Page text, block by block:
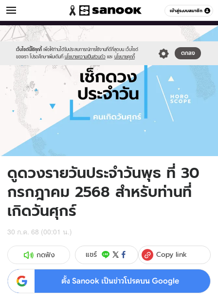
เข้าสู่ระบบสมาชิก
ดูดวง หมวดอื่นๆ
เว็บไซต์นี้ใช้คุกกี้ เพื่อให้ท่านได้รับประสบการณ์การใช้งานที่ดีที่สุดบน เว็บไซต์
ของเรา โปรดศึกษาเพิ่มเติมที่ นโยบายความเป็นส่วนตัว และ นโยบายคุกกี้
ตกลง
Sanook
//s.isanook.com/sr/0/images/logo-
new-
sanook.png
600
60
//s.isanook.com/ho/0/ud/fxd/day/daily-
horoscope-
friday.jpg
ดูดวงรายวันประจำวันพุธ ที่ 30
กรกฎาคม 2568 สำหรับท่านที่
เกิดวันศุกร์
30 ก.ค. 68 (00:01 น.)
กดฟัง แชร์ Copy link
ตั้ง Sanook เป็นข่าวโปรดบน Google